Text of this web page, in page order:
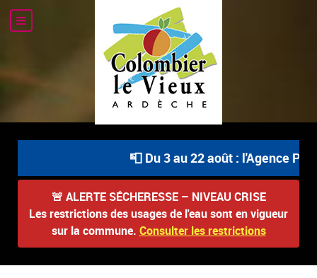
📮 Du 3 au 22 août : l'Agence
🚨 ALERTE SÉCHERESSE – NIVEAU CRISE
Les restrictions des usages de l'eau sont en vigueur
sur la commune. Consulter les restrictions